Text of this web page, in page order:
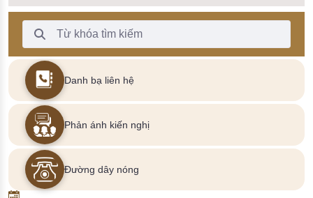
Thanh Tìm kiếm
Danh bạ liên hệ
Phản ánh kiến nghị
Đường dây nóng